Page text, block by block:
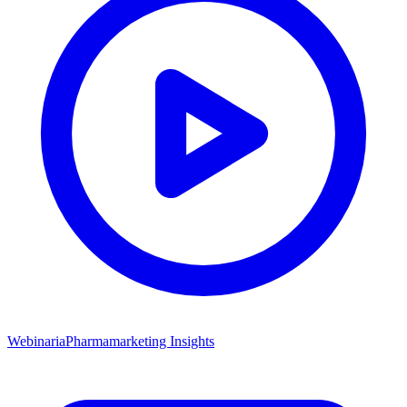
WebinariaPharmamarketing Insights